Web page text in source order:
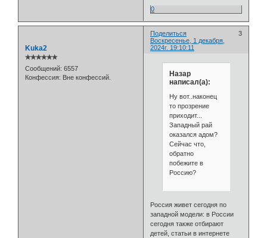
0
Поделиться
3
Воскресенье, 1 декабря,
2024г. 19:10:11
Kuka2
✯✯✯✯✯✯
Сообщений: 6557
Конфессия: Вне конфессий.
Назар
написал(а):
Ну вот..наконец
то прозрение
приходит...
Западный рай
оказался адом?
Сейчас что,
обратно
побежите в
Россию?
Россия живет сегодня по
западной модели: в России
сегодня также отбирают
детей, статьи в интернете